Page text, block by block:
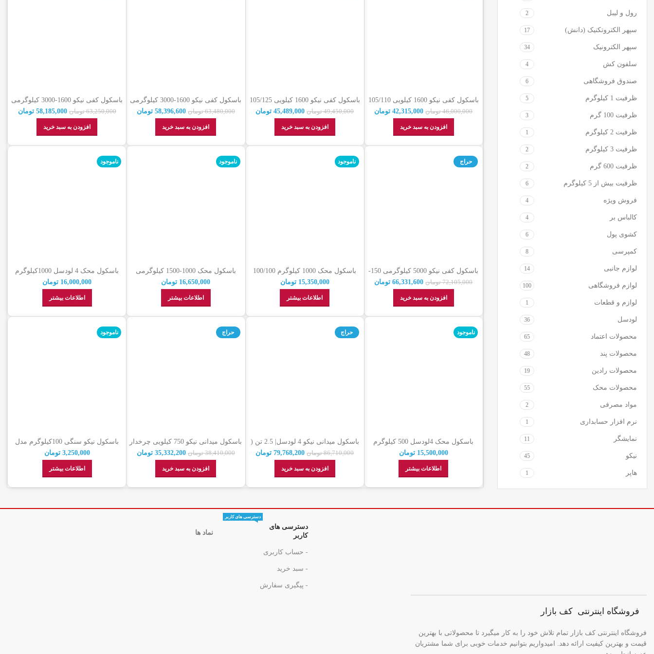
رول و لیبل 2
سپهر الکتروتکنیک (دانش) 17
سپهر الکترونیک 34
سلفون کش 4
صندوق فروشگاهی 6
ظرفیت 1 کیلوگرم 5
ظرفیت 100 گرم 3
ظرفیت 2 کیلوگرم 1
ظرفیت 3 کیلوگرم 2
ظرفیت 600 گرم 2
ظرفیت بیش از 5 کیلوگرم 6
فروش ویژه 4
کالباس بر 4
کشوی پول 6
کمپرسی 8
لوازم جانبی 14
لوازم فروشگاهی 100
لوازم و قطعات 1
لودسل 36
محصولات اعتماد 65
محصولات پند 48
محصولات رادین 19
محصولات محک 55
مواد مصرفی 2
نرم افزار حسابداری 1
نمایشگر 11
نیکو 45
هاپر 1
باسکول کفی نیکو 1600 کیلویی 105/110
تک لودسل نمایندگی رسمی + گارانتی
46,000,000 تومان 42,315,000 تومان
افزودن به سبد خرید
باسکول کفی نیکو 1600 کیلویی 105/125
تک لودسل (نمایندگی رسمی + گارانتی)
49,450,000 تومان 45,489,000 تومان
افزودن به سبد خرید
باسکول کفی نیکو 1600-3000 کیلوگرمی
100/200 چهارلودسل (نمایندگی رسمی +
گارانتی)
63,480,000 تومان 58,396,600 تومان
افزودن به سبد خرید
باسکول کفی نیکو 1600-3000 کیلوگرمی
150-150 چهارلودسل (نمایندگی رسمی +
گارانتی)
63,250,000 تومان 58,185,000 تومان
افزودن به سبد خرید
حراج
باسکول کفی نیکو 5000 کیلوگرمی 150-
150 چهارلودسل (نمایندگی رسمی +
گارانتی)
72,105,000 تومان 66,331,600 تومان
افزودن به سبد خرید
ناموجود
باسکول محک 1000 کیلوگرم 100/100
15,350,000 تومان
اطلاعات بیشتر
ناموجود
باسکول محک 1000-1500 کیلوگرمی
100×100
16,650,000 تومان
اطلاعات بیشتر
ناموجود
باسکول محک 4 لودسل 1000کیلوگرم
16,000,000 تومان
اطلاعات بیشتر
ناموجود
باسکول محک 4لودسل 500 کیلوگرم
15,500,000 تومان
اطلاعات بیشتر
حراج
باسکول میدانی نیکو 4 لودسل| 2.5 تن (
2500 کیلو گرمی ) چرخدار دسته دار
نمایندگی رسمی + گارانتی
86,710,000 تومان 79,768,200 تومان
افزودن به سبد خرید
حراج
باسکول میدانی نیکو 750 کیلویی چرخدار
نمایندگی رسمی + گارانتی
38,410,000 تومان 35,332,200 تومان
افزودن به سبد خرید
ناموجود
باسکول نیکو سنگی 100کیلوگرم مدل
مکانیکی
3,250,000 تومان
اطلاعات بیشتر
فروشگاه اینترنتی کف بازار
فروشگاه اینترنتی کف بازار تمام تلاش خود را به کار میگیرد تا محصولاتی با بهترین
قیمت و بهترین کیفیت ارائه دهد. امیدواریم بتوانیم خدمات خوبی برای شما مشتریان
دسترسی های
کاربر
دسترسی های کاربر
- حساب کاربری
- سبد خرید
- پیگیری سفارش
نماد ها